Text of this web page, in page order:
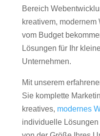
Bereich
kreativem,
vom Budget
Lösungen für Ihr
Unternehmen.
Mit unserem
Sie komplette
kreatives, modernes
individuelle